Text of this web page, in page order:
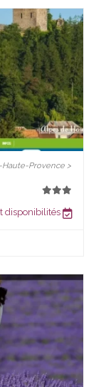
Provence >
disponibilités